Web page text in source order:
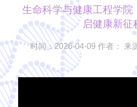
生命科学与健康工程学院
启健康新征
时间：2026-04-09 作者： 来